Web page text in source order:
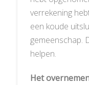
verrekening
een koude
gemeenschap.
helpen.
Het